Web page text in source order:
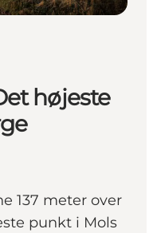
højeste
137 meter over
punkt i Mols